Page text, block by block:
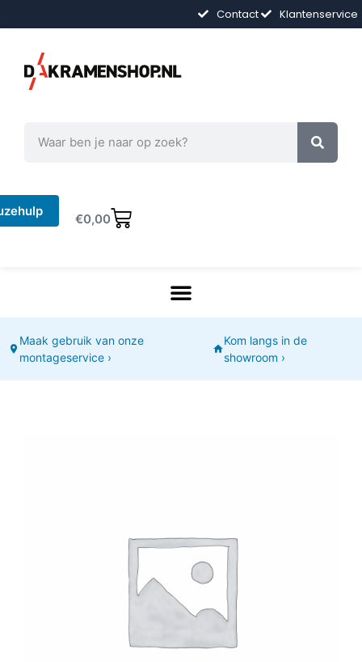
Contact Klantenservice
€0,00
Maak gebruik van onze
montageservice ›
Kom langs in de
showroom ›